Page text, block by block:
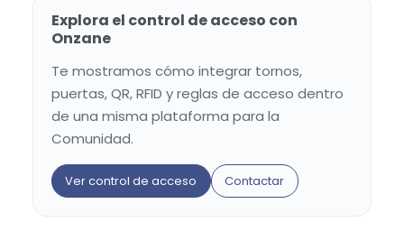
Explora el control de acceso con
Onzane
Te mostramos cómo integrar tornos,
puertas, QR, RFID y reglas de acceso dentro
de una misma plataforma para la
Comunidad.
Ver control de acceso Contactar